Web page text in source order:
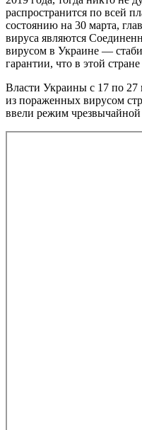
распространится по всей
состоянию на 30 марта,
вируса являются
вирусом в Украине —
гарантии, что в этой
Власти Украины с 17 по 27
из пораженных вирусом
ввели режим